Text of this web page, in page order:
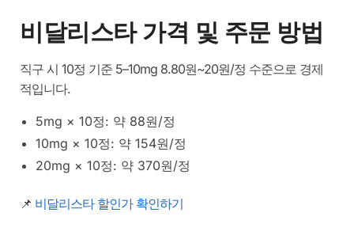
비달리스타 가격 및 주문 방법
직구 시 10정 기준 5–10mg 8.80원~20원/정 수준으로 경제
적입니다.
5mg × 10정: 약 88원/정
10mg × 10정: 약 154원/정
20mg × 10정: 약 370원/정
📌 비달리스타 할인가 확인하기